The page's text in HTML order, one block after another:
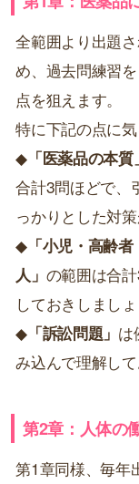
全範囲より出題
め、過去問練習
点を狙えます。
特に下記の点に気
◆ 「医薬品の本質
合計3問ほどで、
っかりとした対策
◆ 「小児・高齢
人」 の範囲は合
しておきしましょ
◆ 「訴訟問題」 は
み込んで理解して
第2章：人体の
第1章同様、毎年